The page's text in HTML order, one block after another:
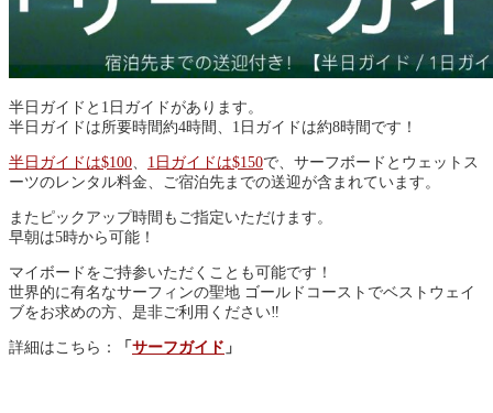
半日ガイドと1日ガイドがあります。
半日ガイドは所要時間約4時間、1日ガイドは約8時間です！
半日ガイドは$100、 1日ガイドは$150で、サーフボードとウェットス
ーツのレンタル料金、ご宿泊先までの送迎が含まれています。
またピックアップ時間もご指定いただけます。
早朝は5時から可能！
マイボードをご持参いただくことも可能です！
世界的に有名なサーフィンの聖地 ゴールドコーストでベストウェイ
ブをお求めの方、是非ご利用ください‼︎
詳細はこちら： 「 サーフガイド 」